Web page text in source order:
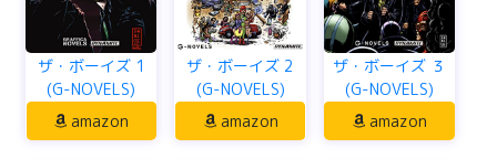
ザ・ボーイズ 1
(G-NOVELS)
amazon
ザ・ボーイズ 2
(G-NOVELS)
amazon
ザ・ボーイズ ３
(G-NOVELS)
amazon